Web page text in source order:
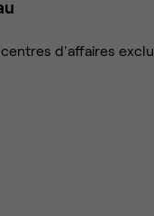
d'affaires
: